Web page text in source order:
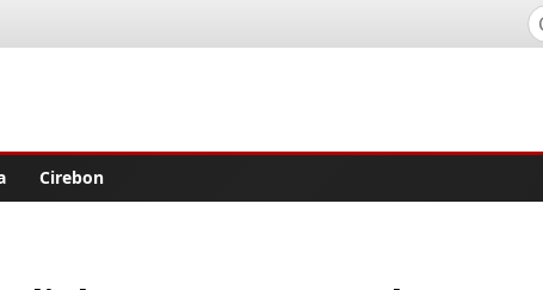
Cirebon